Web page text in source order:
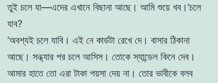
তুই চলে যা—এদের এখানে বিছানা আছে। আমি শুয়ে খব। ‘চলে
যাব?
‘অবশ্যই চলে যাবি। এই নে কার্ডটা রেখে দে। বাসার ঠিকানা
আছে। সন্ধ্যার পর চলে আসিস। তােকে স্যান্ডেল কিনে দেব।
আমার হাতে তাে এরা টাকা পয়সা দেয় না। তাের ভাবীকে বলব